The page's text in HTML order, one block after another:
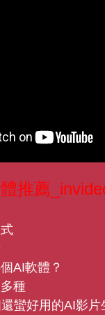
推薦
AI軟體？
種
蠻好用的AI影片